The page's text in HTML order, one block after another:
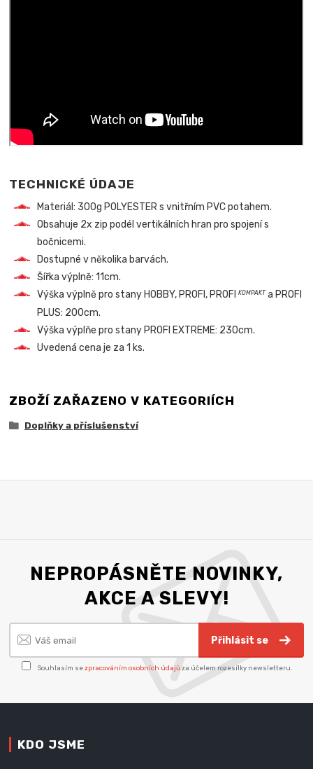
TECHNICKÉ ÚDAJE
Materiál: 300g POLYESTER s vnitřním PVC potahem.
Obsahuje 2x zip podél vertikálních hran pro spojení s
bočnicemi.
Dostupné v několika barvách.
Šířka výplně: 11cm.
Výška výplně pro stany HOBBY, PROFI, PROFIKOMPAKTa PROFI
PLUS: 200cm.
Výška výplňe pro stany PROFI EXTREME: 230cm.
Uvedená cena je za 1 ks.
ZBOŽÍ ZAŘAZENO V KATEGORIÍCH
Doplňky a příslušenství
NEPROPÁSNĚTE NOVINKY,
AKCE A SLEVY!
Přihlásit se
Souhlasím sezpracováním osobních údajů za účelem rozesílky newsletteru.
KDO JSME